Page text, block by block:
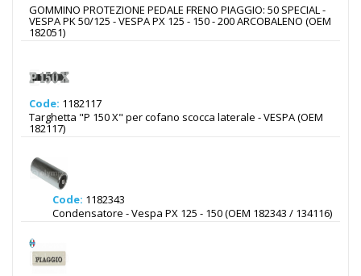
GOMMINO PROTEZIONE PEDALE FRENO PIAGGIO: 50 SPECIAL -
VESPA PK 50/125 - VESPA PX 125 - 150 - 200 ARCOBALENO (OEM
182051)
Code: 1182117
Targhetta "P 150 X" per cofano scocca laterale - VESPA (OEM
182117)
Code: 1182343
Condensatore - Vespa PX 125 - 150 (OEM 182343 / 134116)